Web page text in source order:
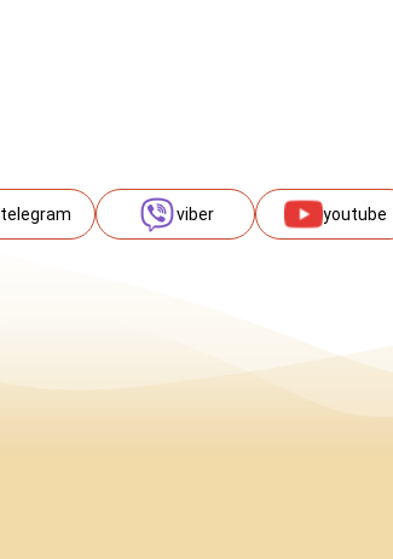
telegram viber youtube